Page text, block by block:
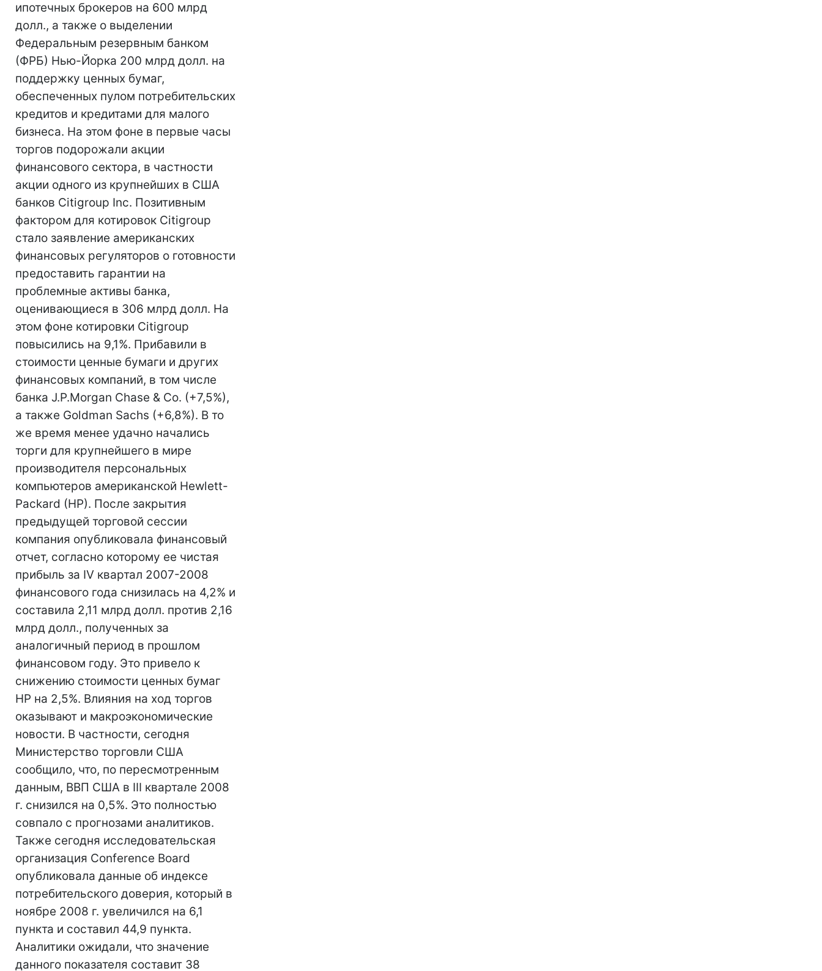
ипотечных брокеров на 600 млрд
долл., а также о выделении
Федеральным резервным банком
(ФРБ) Нью-Йорка 200 млрд долл. на
поддержку ценных бумаг,
обеспеченных пулом потребительских
кредитов и кредитами для малого
бизнеса. На этом фоне в первые часы
торгов подорожали акции
финансового сектора, в частности
акции одного из крупнейших в США
банков Citigroup Inc. Позитивным
фактором для котировок Citigroup
стало заявление американских
финансовых регуляторов о готовности
предоставить гарантии на
проблемные активы банка,
оценивающиеся в 306 млрд долл. На
этом фоне котировки Citigroup
повысились на 9,1%. Прибавили в
стоимости ценные бумаги и других
финансовых компаний, в том числе
банка J.P.Morgan Chase & Co. (+7,5%),
а также Goldman Sachs (+6,8%). В то
же время менее удачно начались
торги для крупнейшего в мире
производителя персональных
компьютеров американской Hewlett-
Packard (HP). После закрытия
предыдущей торговой сессии
компания опубликовала финансовый
отчет, согласно которому ее чистая
прибыль за IV квартал 2007-2008
финансового года снизилась на 4,2% и
составила 2,11 млрд долл. против 2,16
млрд долл., полученных за
аналогичный период в прошлом
финансовом году. Это привело к
снижению стоимости ценных бумаг
HP на 2,5%. Влияния на ход торгов
оказывают и макроэкономические
новости. В частности, сегодня
Министерство торговли США
сообщило, что, по пересмотренным
данным, ВВП США в III квартале 2008
г. снизился на 0,5%. Это полностью
совпало с прогнозами аналитиков.
Также сегодня исследовательская
организация Conference Board
опубликовала данные об индексе
потребительского доверия, который в
ноябре 2008 г. увеличился на 6,1
пункта и составил 44,9 пункта.
Аналитики ожидали, что значение
данного показателя составит 38